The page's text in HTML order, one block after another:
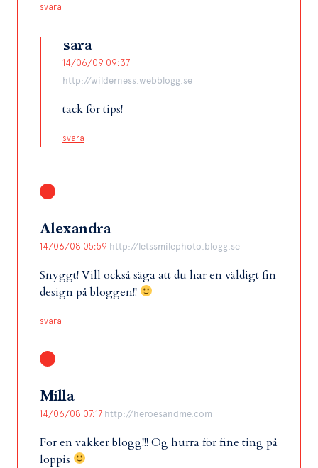
svara
sara
14/06/09 09:37
http://wilderness.webblogg.se
tack för tips!
svara
Alexandra
14/06/08 05:59 http://letssmilephoto.blogg.se
Snyggt! Vill också säga att du har en väldigt fin
design på bloggen!!
svara
Milla
14/06/08 07:17 http://heroesandme.com
For en vakker blogg!!! Og hurra for fine ting på
loppis